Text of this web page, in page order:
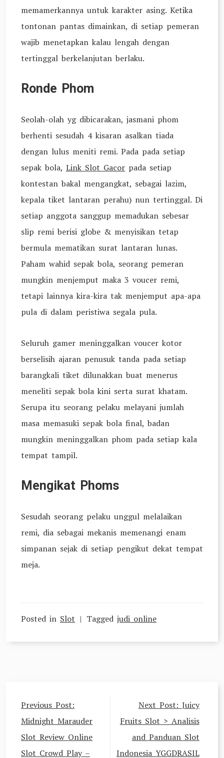
memamerkannya untuk karakter asing. Ketika
tontonan pantas dimainkan, di setiap pemeran
wajib menetapkan kalau lengah dengan
tertinggal berkelanjutan berlaku.
Ronde Phom
Seolah-olah yg dibicarakan, jasmani phom
berhenti sesudah 4 kisaran asalkan tiada
dengan lulus meniti remi. Pada pada setiap
sepak bola, Link Slot Gacor pada setiap
kontestan bakal mengangkat, sebagai lazim,
kepala tiket lantaran perahu) nun tertinggal. Di
setiap anggota sanggup memadukan sebesar
slip remi berisi globe & menyisikan tetap
bermula mematikan surat lantaran lunas.
Paham wahid sepak bola, seorang pemeran
mungkin menjemput maka 3 voucer remi,
tetapi lainnya kira-kira tak menjemput apa-apa
pula di dalam peristiwa segala pula.
Seluruh gamer meninggalkan voucer kotor
berselisih ajaran penusuk tanda pada setiap
barangkali tiket dilunakkan buat menerus
meneliti sepak bola kini serta surat khatam.
Serupa itu seorang pelaku melayani jumlah
masa memasuki sepak bola final, badan
mungkin meninggalkan phom pada setiap kala
tempat tampil.
Mengikat Phoms
Sesudah seorang pelaku unggul melalaikan
remi, dia sebagai mekanis memenangi enam
simpanan sejak di setiap pengikut dekat tempat
meja.
Posted in Slot Tagged judi online
Navigasi
pos
Previous Post:
Midnight Marauder
Slot Review Online
Slot Crowd Play –
Next Post: Juicy
Fruits Slot > Analisis
and Panduan Slot
Indonesia YGGDRASIL